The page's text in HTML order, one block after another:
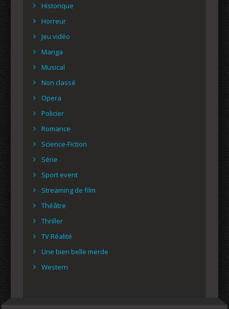
Historique
Horreur
Jeu vidéo
Manga
Musical
Non classé
Opera
Policier
Romance
Science-Fiction
Série
Sport event
Streaming de film
Théâtre
Thriller
TV Réalité
Une bien belle merde
Western